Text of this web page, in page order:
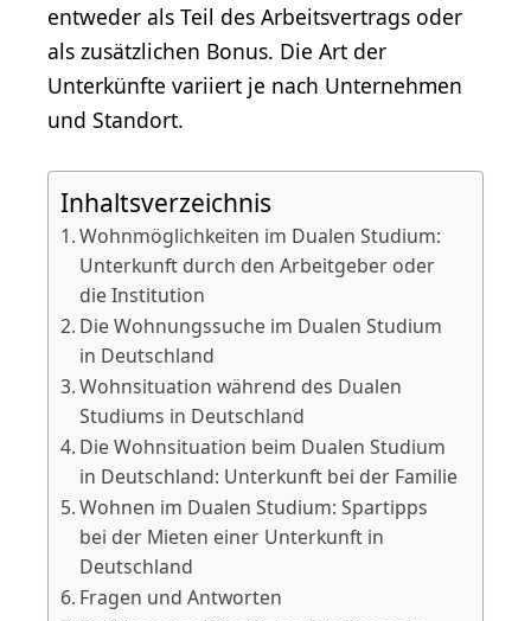
entweder als Teil des Arbeitsvertrags oder
als zusätzlichen Bonus. Die Art der
Unterkünfte variiert je nach Unternehmen
und Standort.
Inhaltsverzeichnis
Wohnmöglichkeiten im Dualen Studium:
Unterkunft durch den Arbeitgeber oder
die Institution
Die Wohnungssuche im Dualen Studium
in Deutschland
Wohnsituation während des Dualen
Studiums in Deutschland
Die Wohnsituation beim Dualen Studium
in Deutschland: Unterkunft bei der Familie
Wohnen im Dualen Studium: Spartipps
bei der Mieten einer Unterkunft in
Deutschland
Fragen und Antworten